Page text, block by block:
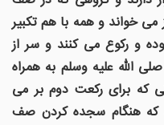
می خواند و همه با هم تکبیر
و رکوع می کنند و سر از
الله علیه وسلم به همراه
که برای رکعت دوم بر می
هنگام سجده کردن صف